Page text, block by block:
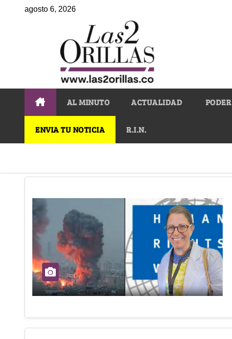
agosto 6, 2026
AL MINUTO ACTUALIDAD PODER
ENVIA TU NOTICIA R.I.N.